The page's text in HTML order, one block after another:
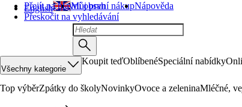
Přejít na hlavní obsah
Přeskočit na vyhledávání
English Můj první nákupNápověda
Všechny kategorie
Koupit teďOblíbenéSpeciální nabídky
Top výběrZpátky do školyNovinkyOvoce a zeleninaMléčné,